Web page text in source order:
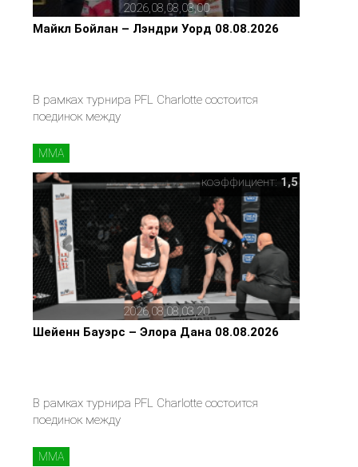
2026,08,08,03,00
Майкл Бойлан – Лэндри Уорд 08.08.2026
В рамках турнира PFL Charlotte состоится
поединок между
MMA
2026,08,08,03,20
коэффициент: 1,5
Шейенн Бауэрс – Элора Дана 08.08.2026
В рамках турнира PFL Charlotte состоится
поединок между
MMA